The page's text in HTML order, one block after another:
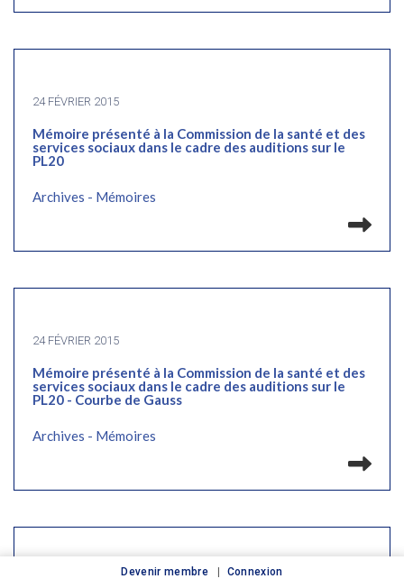
Devenir membre Connexion
24 FÉVRIER 2015
Mémoire présenté à la Commission de la santé et des
services sociaux dans le cadre des auditions sur le
PL20
Archives - Mémoires
24 FÉVRIER 2015
Mémoire présenté à la Commission de la santé et des
services sociaux dans le cadre des auditions sur le
PL20 - Courbe de Gauss
Archives - Mémoires